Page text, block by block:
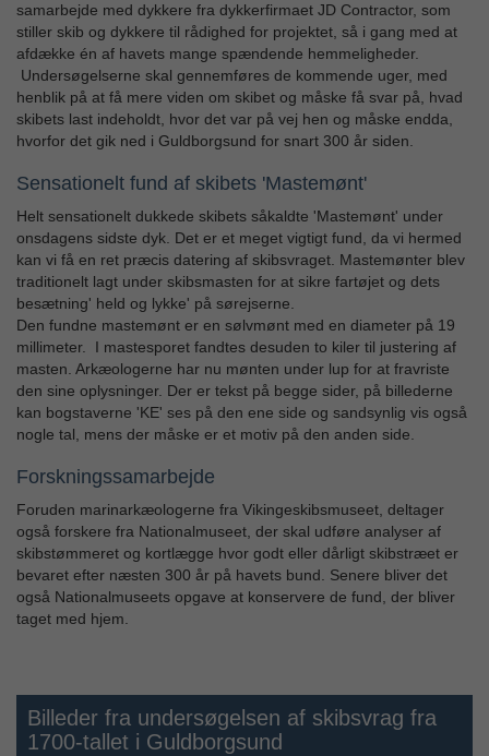
samarbejde med dykkere fra dykkerfirmaet JD Contractor, som
stiller skib og dykkere til rådighed for projektet, så i gang med at
afdække én af havets mange spændende hemmeligheder.
Undersøgelserne skal gennemføres de kommende uger, med
henblik på at få mere viden om skibet og måske få svar på, hvad
skibets last indeholdt, hvor det var på vej hen og måske endda,
hvorfor det gik ned i Guldborgsund for snart 300 år siden.
Sensationelt fund af skibets 'Mastemønt'
Helt sensationelt dukkede skibets såkaldte 'Mastemønt' under
onsdagens sidste dyk. Det er et meget vigtigt fund, da vi hermed
kan vi få en ret præcis datering af skibsvraget. Mastemønter blev
traditionelt lagt under skibsmasten for at sikre fartøjet og dets
besætning' held og lykke' på sørejserne.
Den fundne mastemønt er en sølvmønt med en diameter på 19
millimeter. I mastesporet fandtes desuden to kiler til justering af
masten. Arkæologerne har nu mønten under lup for at fravriste
den sine oplysninger. Der er tekst på begge sider, på billederne
kan bogstaverne 'KE' ses på den ene side og sandsynlig vis også
nogle tal, mens der måske er et motiv på den anden side.
Forskningssamarbejde
Foruden marinarkæologerne fra Vikingeskibsmuseet, deltager
også forskere fra Nationalmuseet, der skal udføre analyser af
skibstømmeret og kortlægge hvor godt eller dårligt skibstræet er
bevaret efter næsten 300 år på havets bund. Senere bliver det
også Nationalmuseets opgave at konservere de fund, der bliver
taget med hjem.
Billeder fra undersøgelsen af skibsvrag fra
1700-tallet i Guldborgsund